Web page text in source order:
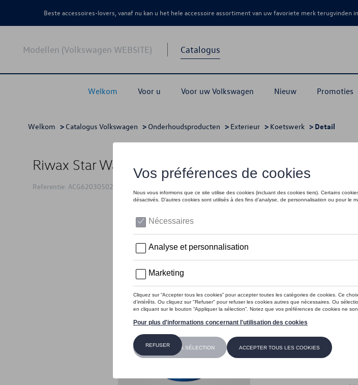
Beste accessoires-lovers, vanaf nu kan u het hele accessoire assortiment van uw favoriete merk terugvinden
Modellen (Volkswagen WEBSITE) Catalogus
Welkom Voor u Voor uw Volkswagen Nieuw Promoties
Welkom > Catalogus Volkswagen > Onderhoudsproducten > Exterieur > Koetswerk > Detail
Riwax Star Wax 500ml
Referentie: ACG62030502
Dit